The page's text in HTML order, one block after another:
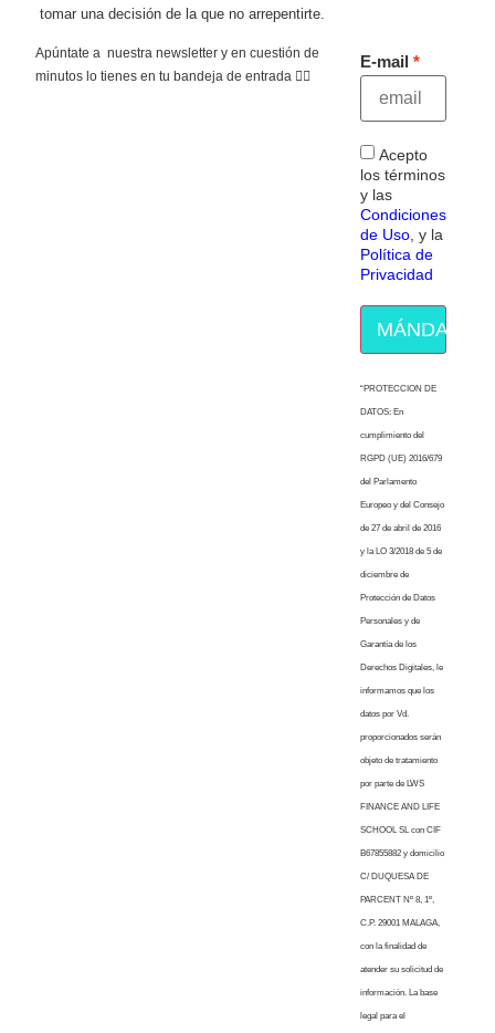
tomar una decisión de la que no arrepentirte.
Apúntate a nuestra newsletter y en cuestión de
minutos lo tienes en tu bandeja de entrada 👇🏻
E-mail
Acepto
los términos
y las
Condiciones
de Uso, y la
Política de
Privacidad
MÁNDAME
“PROTECCION DE
DATOS: En
cumplimiento del
RGPD (UE) 2016/679
del Parlamento
Europeo y del Consejo
de 27 de abril de 2016
y la LO 3/2018 de 5 de
diciembre de
Protección de Datos
Personales y de
Garantía de los
Derechos Digitales, le
informamos que los
datos por Vd.
proporcionados serán
objeto de tratamiento
por parte de LWS
FINANCE AND LIFE
SCHOOL SL con CIF
B67855882 y domicilio
C/ DUQUESA DE
PARCENT Nº 8, 1º,
C.P. 29001 MALAGA,
con la finalidad de
atender su solicitud de
información. La base
legal para el